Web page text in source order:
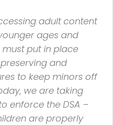
adult content
ages and
put in place
and
to keep minors off
we are taking
enforce the DSA –
are properly